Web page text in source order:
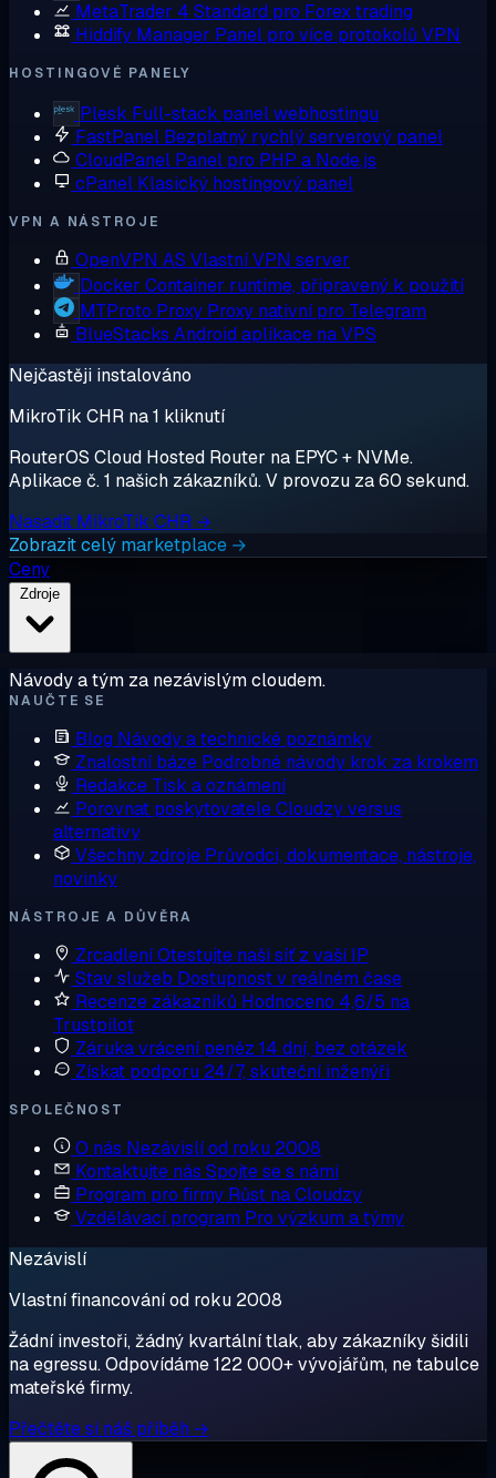
MetaTrader 4 Standard pro Forex trading
Hiddify Manager Panel pro více protokolů VPN
HOSTINGOVÉ PANELY
Plesk Full-stack panel webhostingu
FastPanel Bezplatný rychlý serverový panel
CloudPanel Panel pro PHP a Node.js
cPanel Klasický hostingový panel
VPN A NÁSTROJE
OpenVPN AS Vlastní VPN server
Docker Container runtime, připravený k použití
MTProto Proxy Proxy nativní pro Telegram
BlueStacks Android aplikace na VPS
Nejčastěji instalováno
MikroTik CHR na 1 kliknutí
RouterOS Cloud Hosted Router na EPYC + NVMe.
Aplikace č. 1 našich zákazníků. V provozu za 60 sekund.
Nasadit MikroTik CHR →
Zobrazit celý marketplace →
Ceny
Návody a tým za nezávislým cloudem.
NAUČTE SE
Blog Návody a technické poznámky
Znalostní báze Podrobné návody krok za krokem
Redakce Tisk a oznámení
Porovnat poskytovateleCloudzy versus
alternativy
Všechny zdroje Průvodci, dokumentace, nástroje,
novinky
NÁSTROJE A DŮVĚRA
ZrcadleníOtestujte naši síť z vaší IP
Stav služeb Dostupnost v reálném čase
Recenze zákazníků Hodnoceno 4,6/5 na
Trustpilot
Záruka vrácení peněz 14 dní, bez otázek
Získat podporu 24/7, skuteční inženýři
SPOLEČNOST
O nás Nezávislí od roku 2008
Kontaktujte nás Spojte se s námi
Program pro firmy Růst na Cloudzy
Vzdělávací program Pro výzkum a týmy
Nezávislí
Vlastní financování od roku 2008
Žádní investoři, žádný kvartální tlak, aby zákazníky šidili
na egressu. Odpovídáme 122 000+ vývojářům, ne tabulce
mateřské firmy.
Přečtěte si náš příběh →